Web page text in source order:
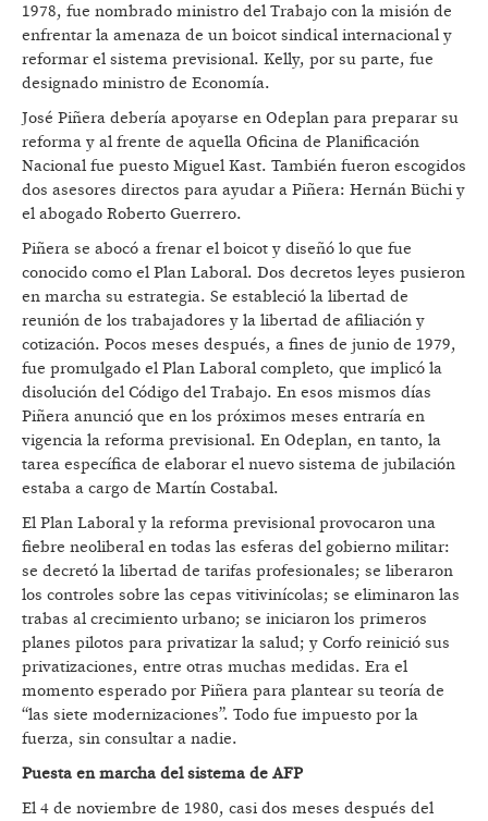
1978, fue nombrado ministro del Trabajo con la misión de
enfrentar la amenaza de un boicot sindical internacional y
reformar el sistema previsional. Kelly, por su parte, fue
designado ministro de Economía.
José Piñera debería apoyarse en Odeplan para preparar su
reforma y al frente de aquella Oficina de Planificación
Nacional fue puesto Miguel Kast. También fueron escogidos
dos asesores directos para ayudar a Piñera: Hernán Büchi y
el abogado Roberto Guerrero.
Piñera se abocó a frenar el boicot y diseñó lo que fue
conocido como el Plan Laboral. Dos decretos leyes pusieron
en marcha su estrategia. Se estableció la libertad de
reunión de los trabajadores y la libertad de afiliación y
cotización. Pocos meses después, a fines de junio de 1979,
fue promulgado el Plan Laboral completo, que implicó la
disolución del Código del Trabajo. En esos mismos días
Piñera anunció que en los próximos meses entraría en
vigencia la reforma previsional. En Odeplan, en tanto, la
tarea específica de elaborar el nuevo sistema de jubilación
estaba a cargo de Martín Costabal.
El Plan Laboral y la reforma previsional provocaron una
fiebre neoliberal en todas las esferas del gobierno militar:
se decretó la libertad de tarifas profesionales; se liberaron
los controles sobre las cepas vitivinícolas; se eliminaron las
trabas al crecimiento urbano; se iniciaron los primeros
planes pilotos para privatizar la salud; y Corfo reinició sus
privatizaciones, entre otras muchas medidas. Era el
momento esperado por Piñera para plantear su teoría de
“las siete modernizaciones”. Todo fue impuesto por la
fuerza, sin consultar a nadie.
Puesta en marcha del sistema de AFP
El 4 de noviembre de 1980, casi dos meses después del